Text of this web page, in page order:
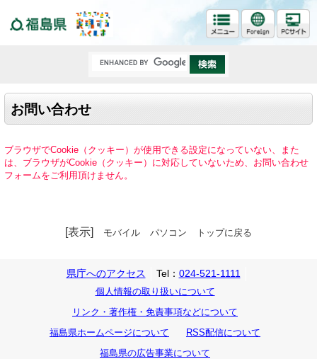
お問い合わせ
ブラウザでCookie（クッキー）が使用できる設定になっていない、また
は、ブラウザがCookie（クッキー）に対応していないため、お問い合わせ
フォームをご利用頂けません。
[表示] モバイル パソコン トップに戻る
県庁へのアクセス Tel： 024-521-1111
個人情報の取り扱いについて
リンク・著作権・免責事項などについて
福島県ホームページについて
RSS配信について
福島県の広告事業について